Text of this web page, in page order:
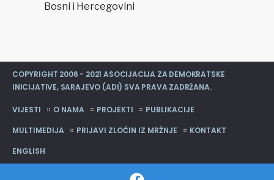
Bosni i Hercegovini
COPYRIGHT 2006 - 2021 ASOCIJACIJA ZA DEMOKRATSKE
INICIJATIVE, SARAJEVO (ADI) SVA PRAVA ZADRŽANA.
VIJESTI O NAMA PROJEKTI
PUBLIKACIJE
MULTIMEDIJA
PRIJAVI ZLOČIN IZ MRŽNJE
KONTAKT
ENGLISH